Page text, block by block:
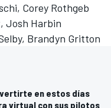
Corey Rothgeb
Josh Harbin
Brandyn Gritton
en estos días
virtual con sus pilotos